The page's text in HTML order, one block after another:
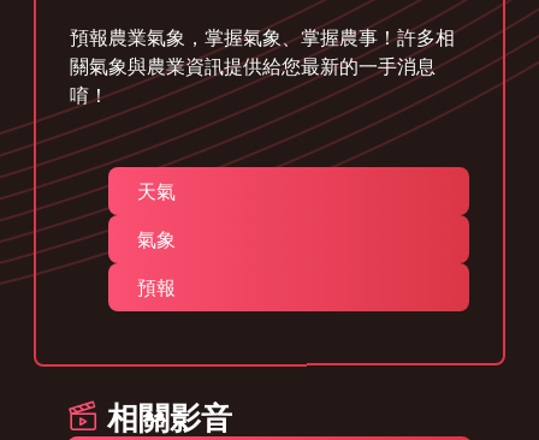
預報農業氣象，掌握氣象、掌握農事！許多相
關氣象與農業資訊提供給您最新的一手消息
唷！
天氣
氣象
預報
相關影音